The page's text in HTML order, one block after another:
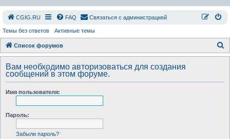
СGIG.RU FAQ Связаться с администрацией
Темы без ответов Активные темы
Список форумов
о
Вам необходимо авторизоваться для создания
сообщений в этом форуме.
Имя пользователя:
Пароль:
Забыли пароль?